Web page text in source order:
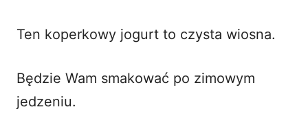
Ten koperkowy jogurt to czysta wiosna.
Będzie Wam smakować po zimowym
jedzeniu.